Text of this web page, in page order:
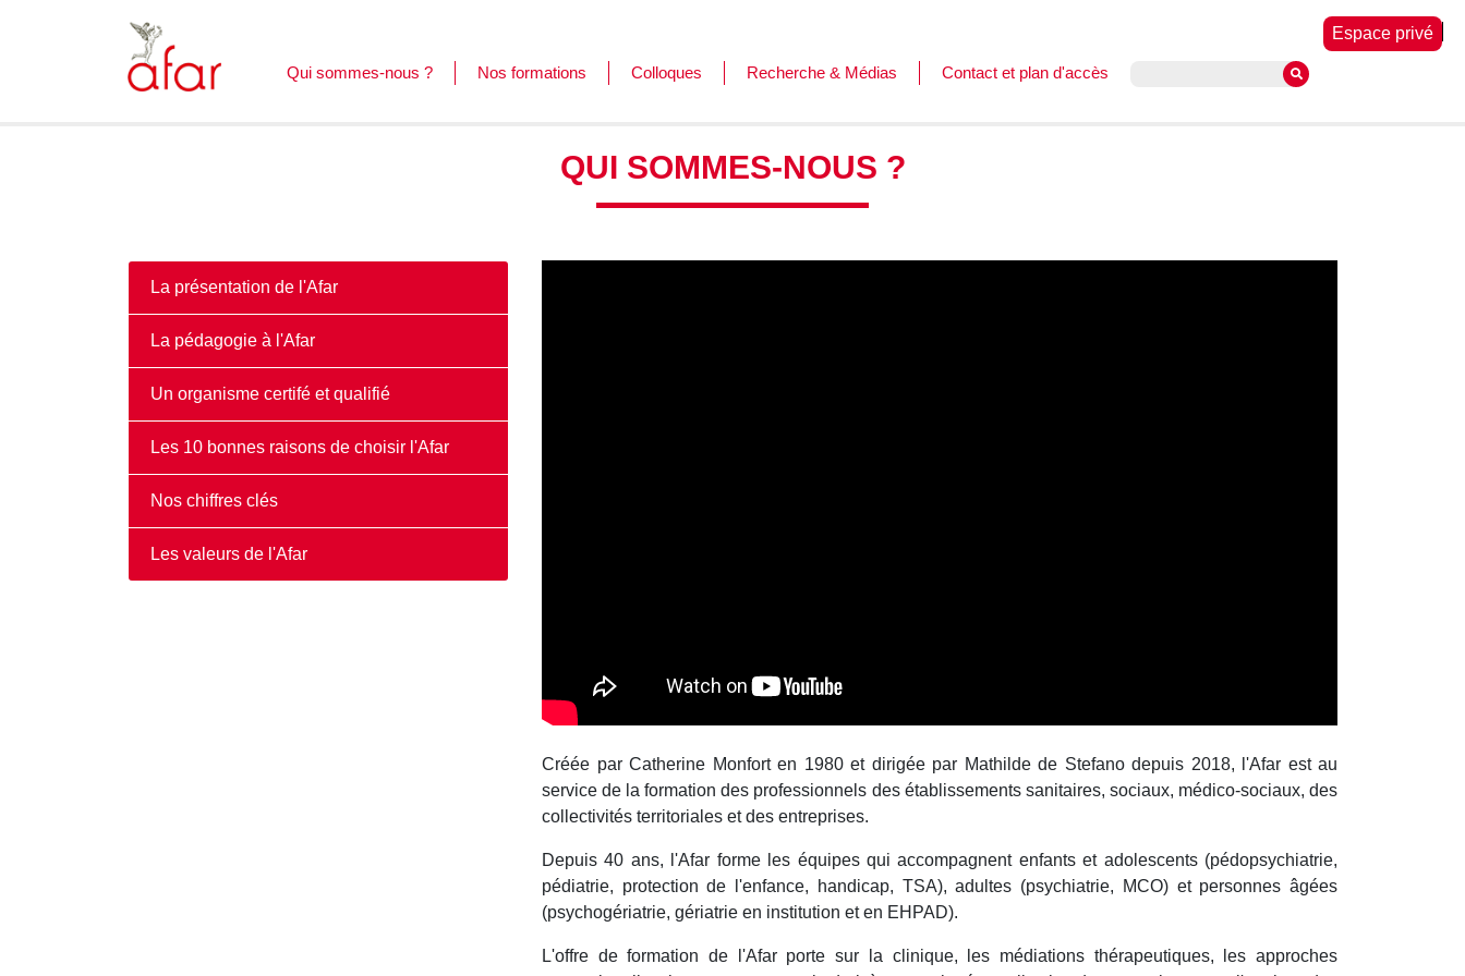
Qui sommes-nous ? Nos formations Colloques Recherche & Médias Contact et plan d'accès
Espace privé
QUI SOMMES-NOUS ?
La présentation de l'Afar
La pédagogie à l'Afar
Un organisme certifé et qualifié
Les 10 bonnes raisons de choisir l'Afar
Nos chiffres clés
Les valeurs de l'Afar
Créée par Catherine Monfort en 1980 et dirigée par Mathilde de Stefano depuis 2018, l'Afar est au
service de la formation des professionnels des établissements sanitaires, sociaux, médico-sociaux, des
collectivités territoriales et des entreprises.
Depuis 40 ans, l'Afar forme les équipes qui accompagnent enfants et adolescents (pédopsychiatrie,
pédiatrie, protection de l'enfance, handicap, TSA), adultes (psychiatrie, MCO) et personnes âgées
(psychogériatrie, gériatrie en institution et en EHPAD).
L'offre de formation de l'Afar porte sur la clinique, les médiations thérapeutiques, les approches